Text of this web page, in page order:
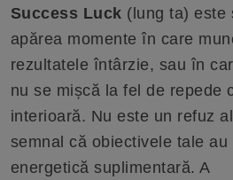
Success Luck (lung ta) este
apărea momente în care
rezultatele întârzie, sau în
nu se mișcă la fel de repede
interioară. Nu este un refuz
semnal că obiectivele tale
energetică suplimentară. A